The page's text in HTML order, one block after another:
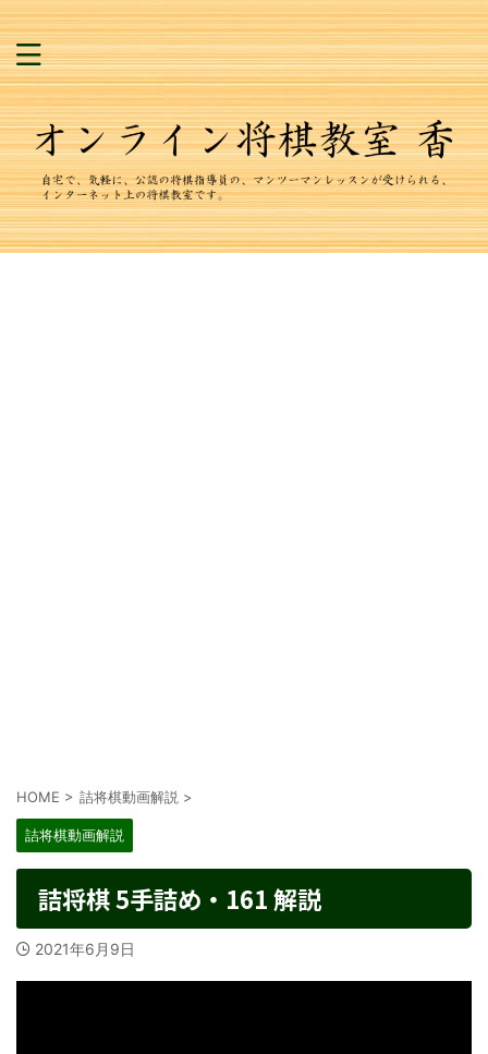
HOME > 詰将棋動画解説 >
詰将棋動画解説
詰将棋 5手詰め・161 解説
2021年6月9日